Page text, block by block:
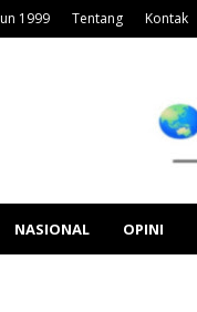
1999 Tentang Kontak
NASIONAL OPINI